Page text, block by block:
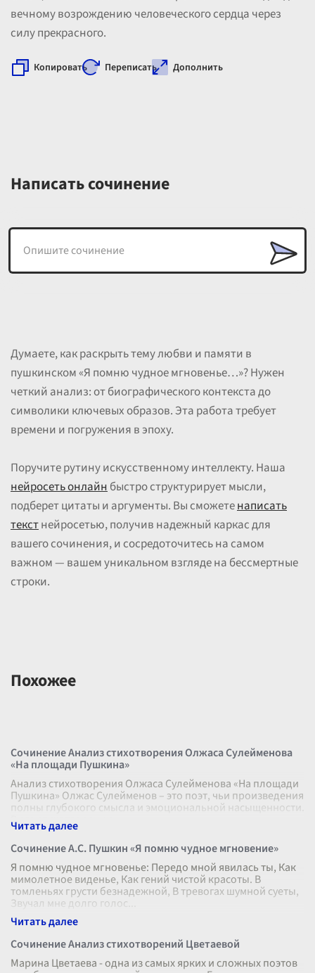
вечному возрождению человеческого сердца через
силу прекрасного.
Копировать Переписать Дополнить
Написать сочинение
Думаете, как раскрыть тему любви и памяти в
пушкинском «Я помню чудное мгновенье…»? Нужен
четкий анализ: от биографического контекста до
символики ключевых образов. Эта работа требует
времени и погружения в эпоху.
Поручите рутину искусственному интеллекту. Наша
нейросеть онлайнбыстро структурирует мысли,
подберет цитаты и аргументы. Вы сможетенаписать
текстнейросетью, получив надежный каркас для
вашего сочинения, и сосредоточитесь на самом
важном — вашем уникальном взгляде на бессмертные
строки.
Похожее
Сочинение Анализ стихотворения Олжаса Сулейменова
«На площади Пушкина»
Анализ стихотворения Олжаса Сулейменова «На площади
Пушкина» Олжас Сулейменов – это поэт, чьи произведения
полны глубокого смысла и эмоциональной насыщенности.
В его стихотворении
Сочинение А.С. Пушкин «Я помню чудное мгновение»
Я помню чудное мгновенье: Передо мной явилась ты, Как
мимолетное виденье, Как гений чистой красоты. В
томленьях грусти безнадежной, В тревогах шумной суеты,
Звучал мне долго голос
Сочинение Анализ стихотворений Цветаевой
Марина Цветаева - одна из самых ярких и сложных поэтов